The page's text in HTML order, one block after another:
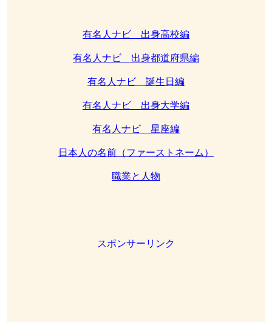
有名人ナビ 出身高校編
有名人ナビ 出身都道府県編
有名人ナビ 誕生日編
有名人ナビ 出身大学編
有名人ナビ 星座編
日本人の名前（ファーストネーム）
職業と人物
スポンサーリンク